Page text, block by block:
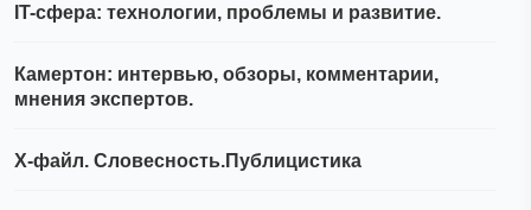
IT-сфера: технологии, проблемы и развитие.
Камертон: интервью, обзоры, комментарии,
мнения экспертов.
Х-файл. Словесность.Публицистика